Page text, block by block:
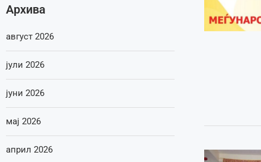
Архива
август 2026
јули 2026
јуни 2026
мај 2026
април 2026